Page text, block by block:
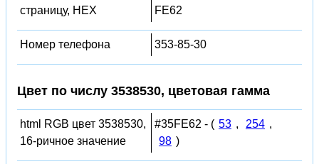
страницу, HEX
FE62
Номер телефона 353-85-30
Цвет по числу 3538530, цветовая гамма
html RGB цвет 3538530,
16-ричное значение
#35FE62 - ( 53 , 254 ,
98 )